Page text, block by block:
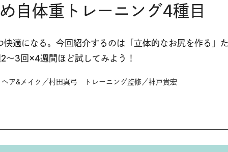
自体重トレーニング4種目
適になる。今回紹介するのは「立体的なお尻を作る」
〜3回×4週間ほど試してみよう！
&メイク／村田真弓 トレーニング監修／神戸貴宏